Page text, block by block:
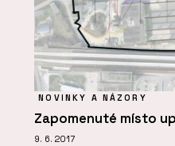
NOVINKY A NÁZORY
Zapomenuté místo
9. 6. 2017